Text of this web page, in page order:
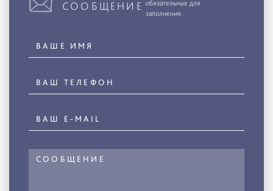
СООБЩЕНИЕ обязательные для
заполнения.